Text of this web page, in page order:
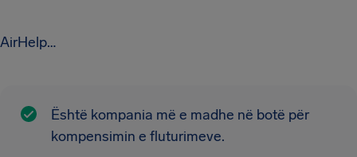
AirHelp…
Është kompania më e madhe në botë për
kompensimin e fluturimeve.